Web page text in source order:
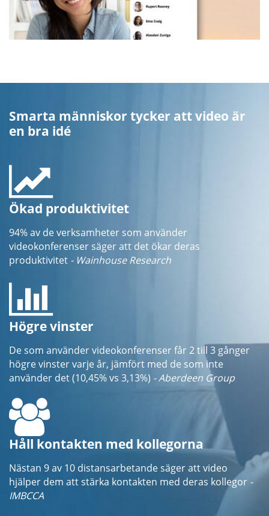
Smarta människor tycker att video är
en bra idé
Ökad produktivitet
94% av de verksamheter som använder
videokonferenser säger att det ökar deras
produktivitet - Wainhouse Research
Högre vinster
De som använder videokonferenser får 2 till 3 gånger
högre vinster varje år, jämfört med de som inte
använder det (10,45% vs 3,13%) - Aberdeen Group
Håll kontakten med kollegorna
Nästan 9 av 10 distansarbetande säger att video
hjälper dem att stärka kontakten med deras kollegor -
IMBCCA